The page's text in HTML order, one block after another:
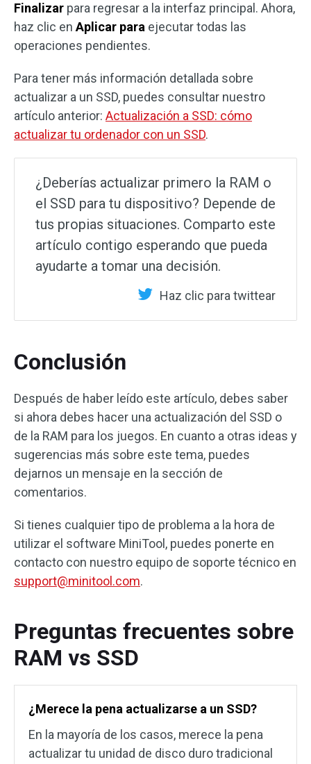
Finalizar para regresar a la interfaz principal. Ahora,
haz clic enAplicar para ejecutar todas las
operaciones pendientes.
Para tener más información detallada sobre
actualizar a un SSD, puedes consultar nuestro
artículo anterior: Actualización a SSD: cómo
actualizar tu ordenador con un SSD.
¿Deberías actualizar primero la RAM o
el SSD para tu dispositivo? Depende de
tus propias situaciones. Comparto este
artículo contigo esperando que pueda
ayudarte a tomar una decisión.
Haz clic para twittear
Conclusión
Después de haber leído este artículo, debes saber
si ahora debes hacer una actualización del SSD o
de la RAM para los juegos. En cuanto a otras ideas y
sugerencias más sobre este tema, puedes
dejarnos un mensaje en la sección de
comentarios.
Si tienes cualquier tipo de problema a la hora de
utilizar el software MiniTool, puedes ponerte en
contacto con nuestro equipo de soporte técnico en
support@minitool.com.
Preguntas frecuentes sobre
RAM vs SSD
¿Merece la pena actualizarse a un SSD?
En la mayoría de los casos, merece la pena
actualizar tu unidad de disco duro tradicional